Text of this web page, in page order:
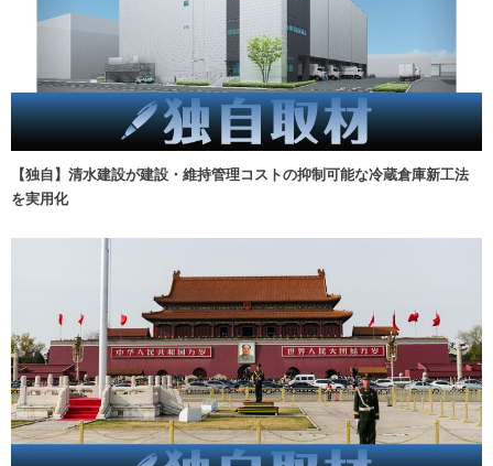
【独自】清水建設が建設・維持管理コストの抑制可能な冷蔵倉庫新工法
を実用化